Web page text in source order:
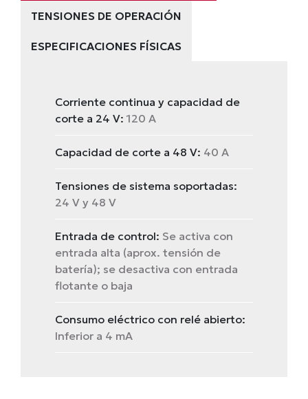
TENSIONES DE OPERACIÓN
ESPECIFICACIONES FÍSICAS
Corriente continua y capacidad de
corte a 24 V: 120 A
Capacidad de corte a 48 V: 40 A
Tensiones de sistema soportadas:
24 V y 48 V
Entrada de control: Se activa con
entrada alta (aprox. tensión de
batería); se desactiva con entrada
flotante o baja
Consumo eléctrico con relé abierto:
Inferior a 4 mA